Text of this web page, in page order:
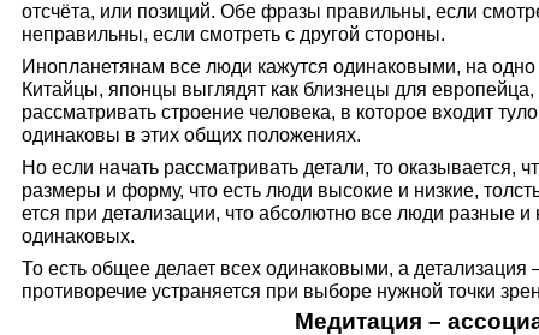
отсчёта, или позиций. Обе фразы правильны, если
неправильны, если смотреть с другой сто­роны.
Инопланетянам все люди кажутся одинаковыми, на
Китайцы, япон­цы выглядят как близнецы для
рассматривать строение человека, в которое входит
одинаковы в этих общих положениях.
Но если начать рассматривать детали, то оказывается,
размеры и форму, что есть люди вы­сокие и низкие,
ется при детализации, что абсолютно все люди разные и
одинаковых.
То есть общее делает всех одинаковыми, а
противоречие устраняется при выбо­ре нужной точки
Медитация –